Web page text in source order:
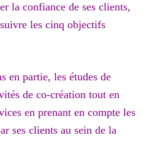
la confiance de ses clients,
les cinq objectifs
en partie, les études de
de co-créationtout en
en prenant en compte les
ses clients au sein de la